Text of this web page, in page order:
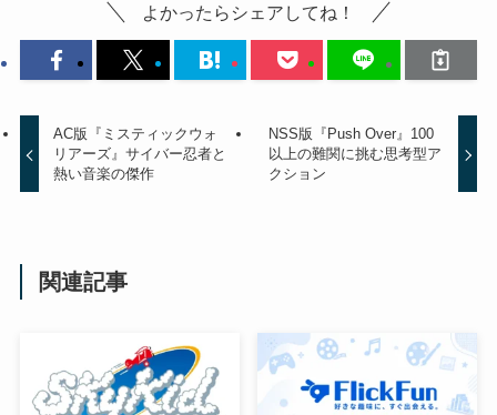
よかったらシェアしてね！
AC版『ミスティックウォ
リアーズ』サイバー忍者と
熱い音楽の傑作
NSS版『Push Over』100
以上の難関に挑む思考型ア
クション
関連記事